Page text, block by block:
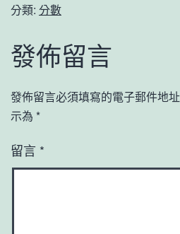
分類: 分數
發佈留言
發佈留言必須填寫的電子郵件地
示為 *
留言 *